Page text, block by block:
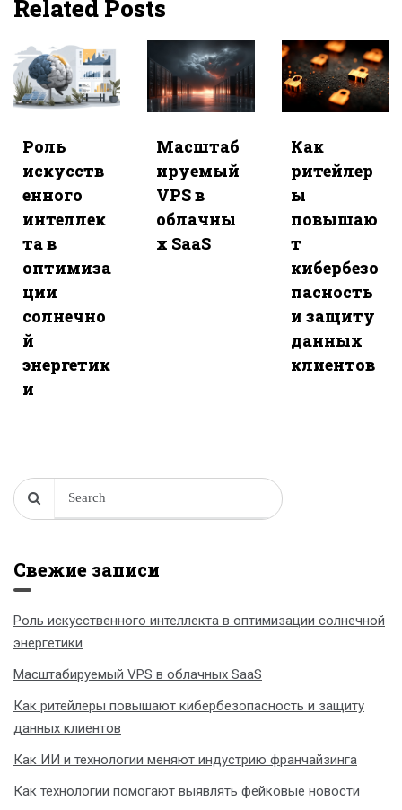
Related Posts
Роль
искусств
енного
интеллек
та в
оптимиза
ции
солнечно
й
энергетик
и
Масштаб
ируемый
VPS в
облачны
х SaaS
Как
ритейлер
ы
повышаю
т
кибербезо
пасность
и защиту
данных
клиентов
Свежие записи
Роль искусственного интеллекта в оптимизации солнечной
энергетики
Масштабируемый VPS в облачных SaaS
Как ритейлеры повышают кибербезопасность и защиту
данных клиентов
Как ИИ и технологии меняют индустрию франчайзинга
Как технологии помогают выявлять фейковые новости